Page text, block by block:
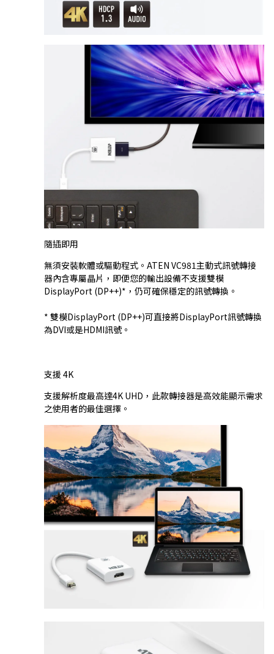
隨插即用
無須安裝軟體或驅動程式。ATEN VC981主動式訊號轉接
器內含專屬晶片，即便您的輸出設備不支援雙模
DisplayPort (DP++)*，仍可確保穩定的訊號轉換。
* 雙模DisplayPort (DP++)可直接將DisplayPort訊號轉換
為DVI或是HDMI訊號。
支援 4K
支援解析度最高達4K UHD，此款轉接器是高效能顯示需求
之使用者的最佳選擇。